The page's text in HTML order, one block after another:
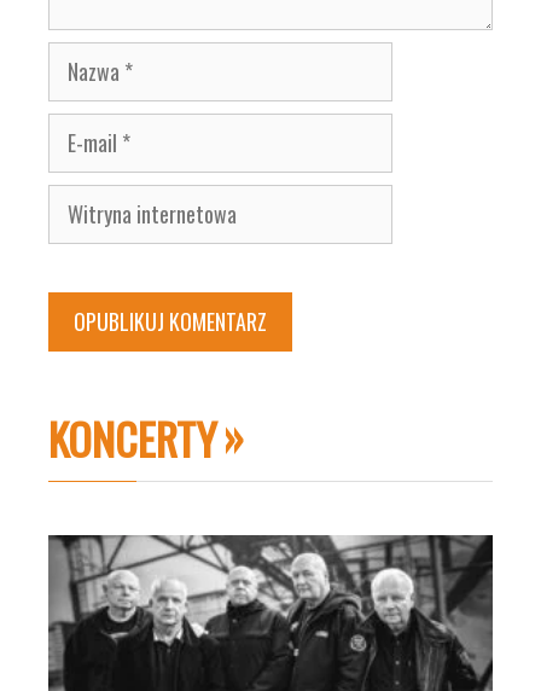
Nazwa
E-
mail
Witryna
internetowa
KONCERTY